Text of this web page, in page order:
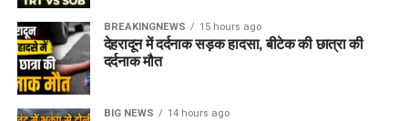
BREAKINGNEWS 15 hours ago
देहरादून में दर्दनाक सड़क हादसा, बीटेक की छात्रा की
दर्दनाक मौत
BIG NEWS 14 hours ago